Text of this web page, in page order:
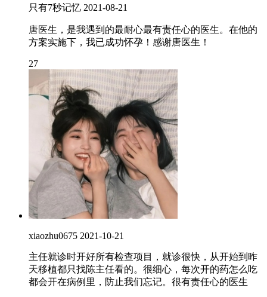
只有7秒记忆 2021-08-21
唐医生，是我遇到的最耐心最有责任心的医生。在他的
方案实施下，我已成功怀孕！感谢唐医生！
27
xiaozhu0675 2021-10-21
主任就诊时开好所有检查项目，就诊很快，从开始到昨
天移植都只找陈主任看的。很细心，每次开的药怎么吃
都会开在病例里，防止我们忘记。很有责任心的医生